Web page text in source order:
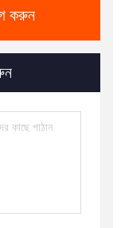
করুন